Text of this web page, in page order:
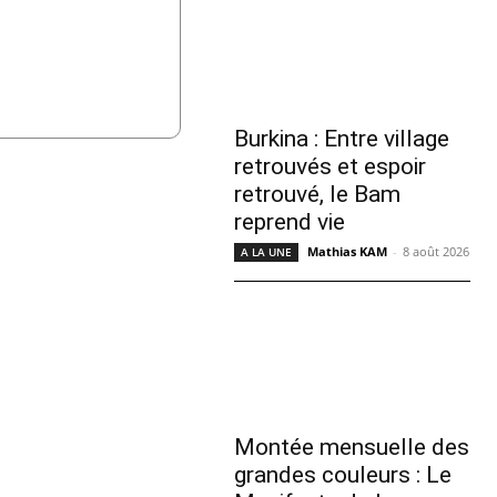
Burkina : Entre village
retrouvés et espoir
retrouvé, le Bam
reprend vie
A LA UNE Mathias KAM - 8 août 2026
Montée mensuelle des
grandes couleurs : Le